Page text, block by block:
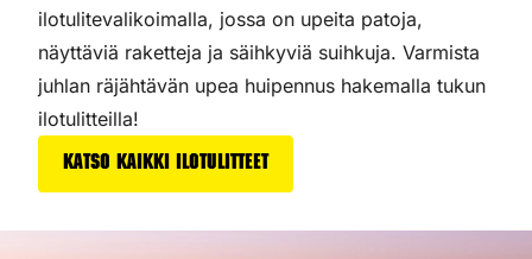
ilotulitevalikoimalla, jossa on upeita patoja,
näyttäviä raketteja ja säihkyviä suihkuja. Varmista
juhlan räjähtävän upea huipennus hakemalla tukun
ilotulitteilla!
Katso kaikki ilotulitteet